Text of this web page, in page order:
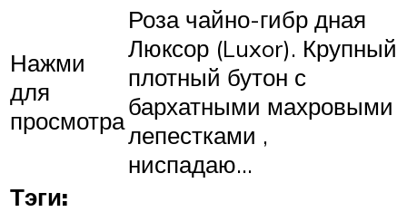
Нажми
для
просмотра
Роза чайно-гибр дная
Люксор (Luxor). Крупный
плотный бутон с
бархатными махровыми
лепестками ,
ниспадаю…
Тэги: